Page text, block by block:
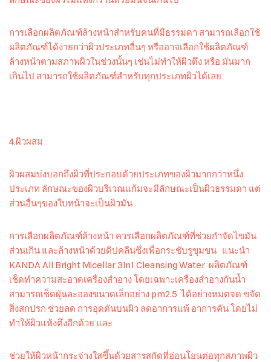
การเลือกผลิตภัณฑ์ล้างหน้าสำหรับคนที่มีธรรมดา สามารถเลือกใช้
ผลิตภัณฑ์ได้ง่ายกว่าผิวประเภทอื่นๆ หรืออาจเลือกใช้ผลิตภัณฑ์
ล้างหน้าตามสภาพผิวในช่วงนั้นๆ เช่นไม่ทำให้ผิวตึง หรือ มันมาก
เกินไป สามารถใช้ผลิตภัณฑ์สำหรับทุกประเภทผิวได้เลย
4.ผิวผสม
ผิวผสมบ่งบอกถึงผิวที่ประกอบด้วยประเภทของผิวมากกว่าหนึ่ง
ประเภท ลักษณะของผิวบริเวณแก้มจะมีลักษณะเป็นผิวธรรมดา แต่
ส่วนอื่นๆของใบหน้าจะเป็นผิวมัน
การเลือกผลิตภัณฑ์ล้างหน้า ควรเลือกผลิตภัณฑ์ที่ช่วยกำจัดไขมัน
ส่วนเกิน และล้างหน้าด้วยดิปคลีนซึ่งเพื่อกระชับรูขุมขน แนะนำ
KANDA All Bright Micellar 3In1 Cleansing Water ผลิตภัณฑ์
เช็ดทำความสะอาดเครื่องสำอาง โดยเฉพาะเครื่องสำอางกันน้ำ
สามารถเช็ดฝุ่นละอองขนาดเล็กอย่าง pm2.5 ได้อย่างหมดจด ขจัด
สิ่งสกปรก ช่วยลด การอุดตันบนผิว ลดอาการแพ้ อาการคัน โดยไม่
ทำให้ผิวแห้งตึงอีกด้วย และ
ช่วยให้ผิวหน้ากระจ่างใสขึ้นด้วยสารสกัดที่อ่อนโยนต่อทุกสภาพผิว